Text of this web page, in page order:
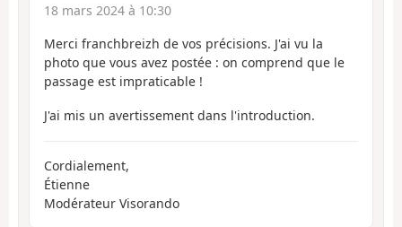
18 mars 2024 à 10:30
Merci franchbreizh de vos précisions. J'ai vu la
photo que vous avez postée : on comprend que le
passage est impraticable !
J'ai mis un avertissement dans l'introduction.
Cordialement,
Étienne
Modérateur Visorando